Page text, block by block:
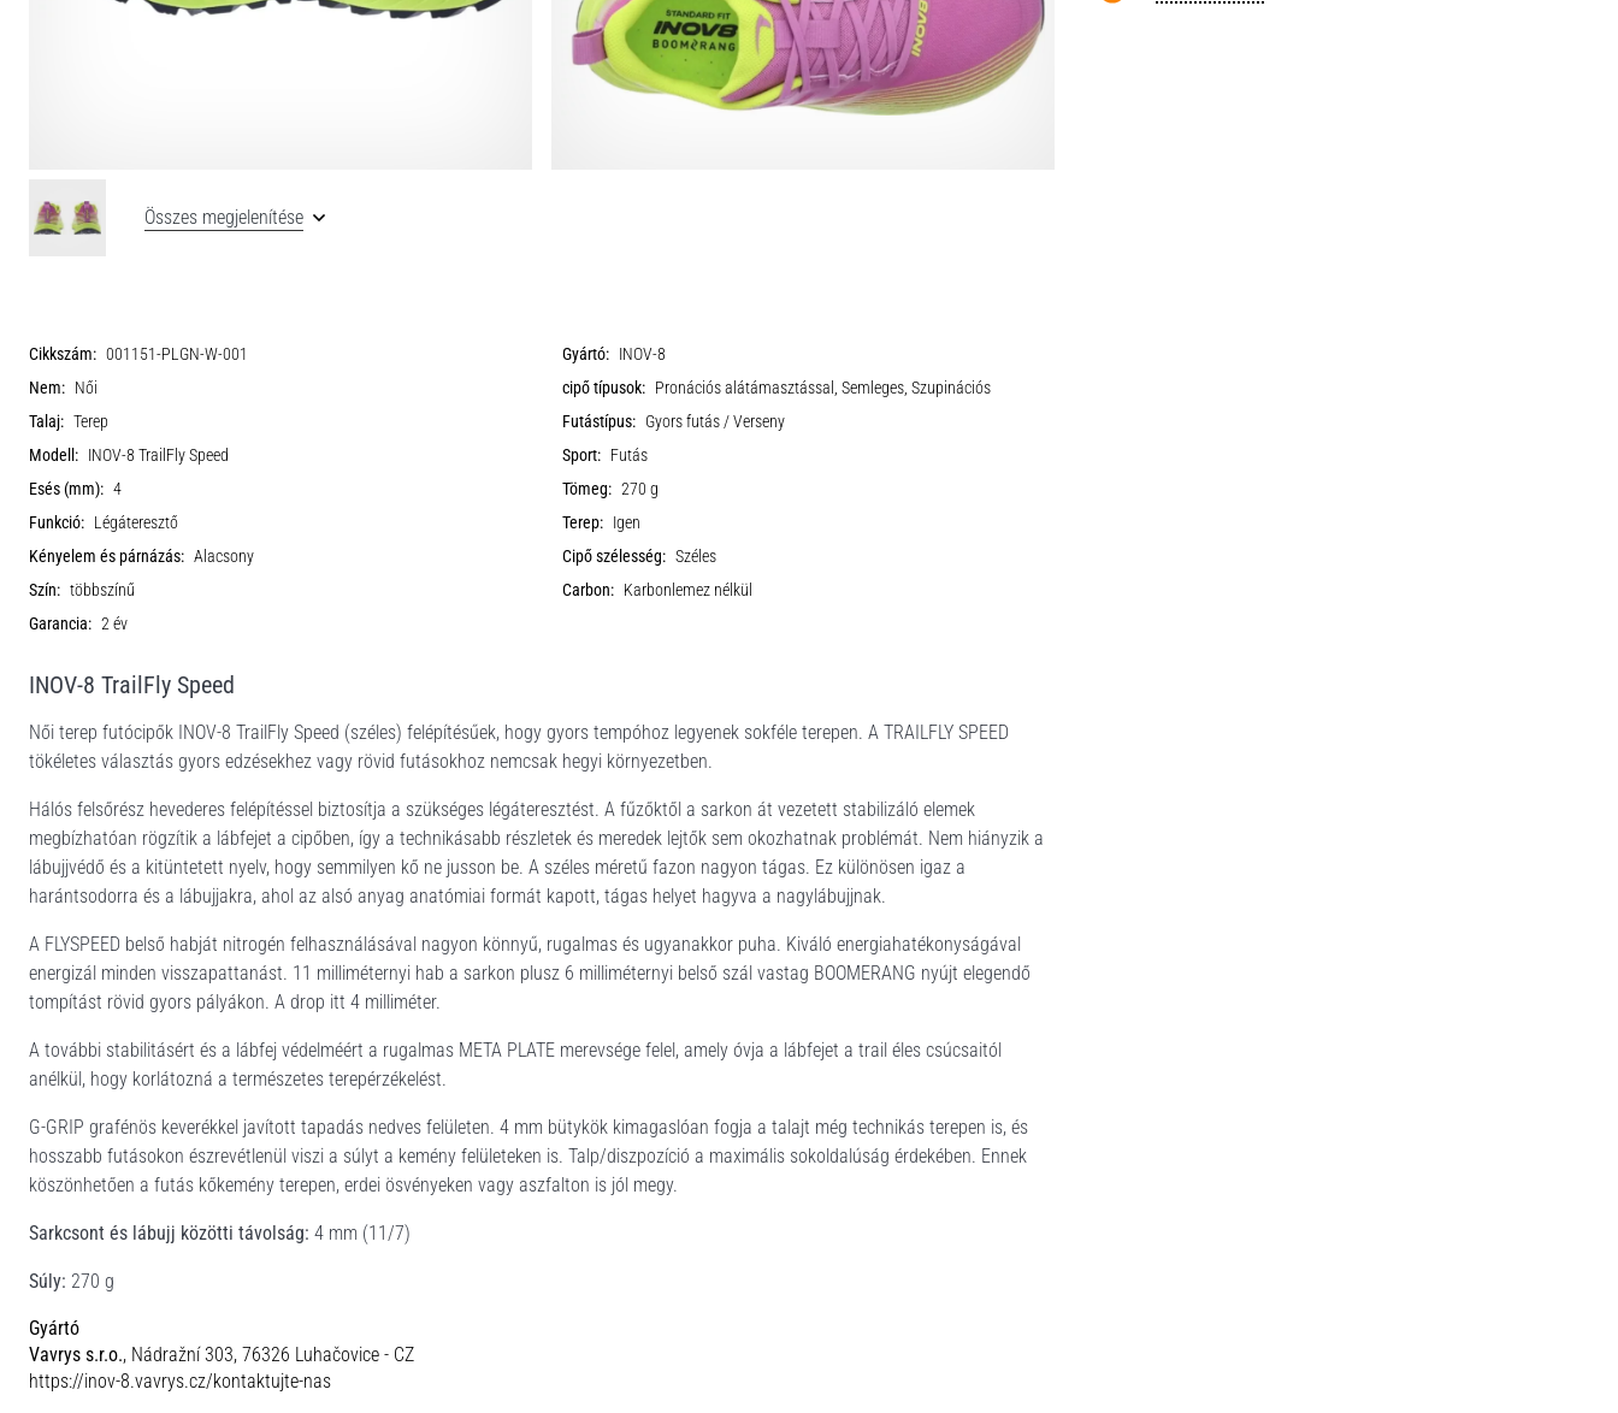
Összes megjelenítése
Cikkszám: 001151-PLGN-W-001 Gyártó: INOV-8
Nem: Női cipő típusok: Pronációs alátámasztással, Semleges, Szupinációs
Talaj: Terep Futástípus: Gyors futás / Verseny
Modell: INOV-8 TrailFly Speed Sport: Futás
Esés (mm): 4 Tömeg: 270 g
Funkció: Légáteresztő Terep: Igen
Kényelem és párnázás: Alacsony Cipő szélesség: Széles
Szín: többszínű Carbon: Karbonlemez nélkül
Garancia: 2 év
INOV-8 TrailFly Speed
Női terep futócipők INOV-8 TrailFly Speed (széles) felépítésűek, hogy gyors tempóhoz legyenek sokféle terepen. A TRAILFLY SPEED
tökéletes választás gyors edzésekhez vagy rövid futásokhoz nemcsak hegyi környezetben.
Hálós felsőrész hevederes felépítéssel biztosítja a szükséges légáteresztést. A fűzőktől a sarkon át vezetett stabilizáló elemek
megbízhatóan rögzítik a lábfejet a cipőben, így a technikásabb részletek és meredek lejtők sem okozhatnak problémát. Nem hiányzik a
lábujjvédő és a kitüntetett nyelv, hogy semmilyen kő ne jusson be. A széles méretű fazon nagyon tágas. Ez különösen igaz a
harántsodorra és a lábujjakra, ahol az alsó anyag anatómiai formát kapott, tágas helyet hagyva a nagylábujjnak.
A FLYSPEED belső habját nitrogén felhasználásával nagyon könnyű, rugalmas és ugyanakkor puha. Kiváló energiahatékonyságával
energizál minden visszapattanást. 11 milliméternyi hab a sarkon plusz 6 milliméternyi belső szál vastag BOOMERANG nyújt elegendő
tompítást rövid gyors pályákon. A drop itt 4 milliméter.
A további stabilitásért és a lábfej védelméért a rugalmas META PLATE merevsége felel, amely óvja a lábfejet a trail éles csúcsaitól
anélkül, hogy korlátozná a természetes terepérzékelést.
G-GRIP grafénös keverékkel javított tapadás nedves felületen. 4 mm bütykök kimagaslóan fogja a talajt még technikás terepen is, és
hosszabb futásokon észrevétlenül viszi a súlyt a kemény felületeken is. Talp/diszpozíció a maximális sokoldalúság érdekében. Ennek
köszönhetően a futás kőkemény terepen, erdei ösvényeken vagy aszfalton is jól megy.
Sarkcsont és lábujj közötti távolság: 4 mm (11/7)
Súly: 270 g
Gyártó
Vavrys s.r.o., Nádražní 303, 76326 Luhačovice - CZ
https://inov-8.vavrys.cz/kontaktujte-nas